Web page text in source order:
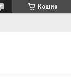
Кошик